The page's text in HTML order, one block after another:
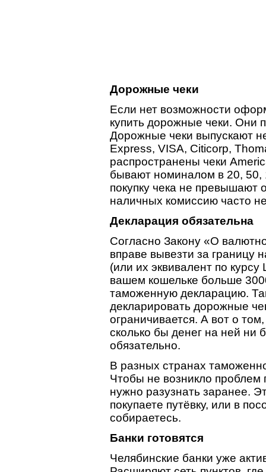
Дорожные чеки
Если нет возможности
купить дорожные чеки. Они
Дорожные чеки выпускают
Express, VISA, Citicorp,
распространены чеки
бывают номиналом в 20, 50,
покупку чека не превышают
наличных комиссию часто
Декларация обязательна
Согласно Закону «О
вправе вывезти за
(или их эквивалент по
вашем кошельке больше
таможенную декларацию.
декларировать дорожные
ограничивается. А вот о
сколько бы денег на ней
обязательно.
В разных странах
Чтобы не возникло
нужно разузнать заранее.
покупаете путёвку, или в
собираетесь.
Банки готовятся
Челябинские банки уже